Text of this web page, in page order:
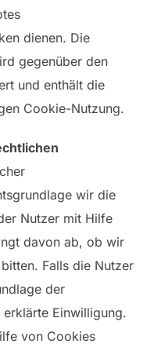
dienen. Die
gegenüber den
und enthält die
Cookie-Nutzung.
wir die
Nutzer mit Hilfe
davon ab, ob wir
Falls die Nutzer
der
Einwilligung.
von Cookies